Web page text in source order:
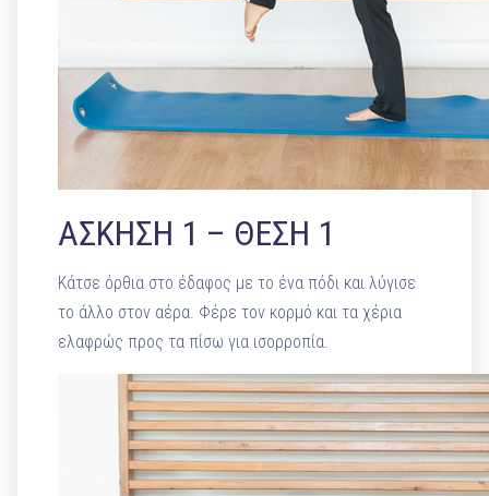
ΑΣΚΗΣΗ 1 – ΘΕΣΗ 1
Κάτσε όρθια στο έδαφος με το ένα πόδι και λύγισε
το άλλο στον αέρα. Φέρε τον κορμό και τα χέρια
ελαφρώς προς τα πίσω για ισορροπία.